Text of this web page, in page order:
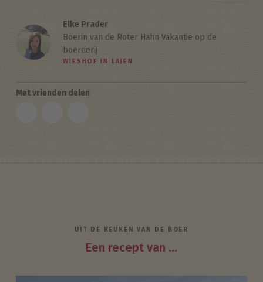
Elke Prader
Boerin van de Roter Hahn Vakantie op de
boerderij
WIESHOF IN LAJEN
Met vrienden delen
UIT DE KEUKEN VAN DE BOER
Een recept van ...